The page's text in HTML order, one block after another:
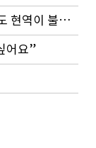
“대치동 조교들도 반수 분위기, 그래도 현역이 불리하지 않은 이유”
어요”